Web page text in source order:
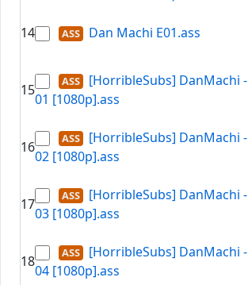
14 Dan Machi E01.ass
15
[HorribleSubs] DanMachi -
01 [1080p].ass
16
[HorribleSubs] DanMachi -
02 [1080p].ass
17
[HorribleSubs] DanMachi -
03 [1080p].ass
18
[HorribleSubs] DanMachi -
04 [1080p].ass